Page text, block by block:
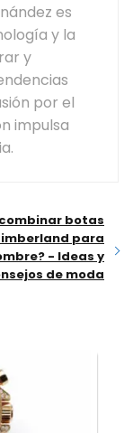
es
y la
y
por el
impulsa
botas
para
- Ideas y
de moda